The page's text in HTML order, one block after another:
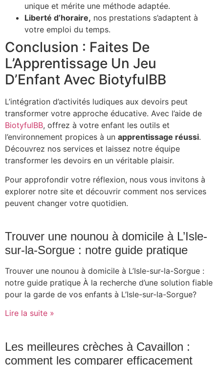
unique et mérite une méthode adaptée.
Liberté d’horaire, nos prestations s’adaptent à
votre emploi du temps.
Conclusion : Faites De
L’Apprentissage Un Jeu
D’Enfant Avec BiotyfulBB
L’intégration d’activités ludiques aux devoirs peut
transformer votre approche éducative. Avec l’aide de
BiotyfulBB, offrez à votre enfant les outils et
l’environnement propices à un apprentissage réussi.
Découvrez nos services et laissez notre équipe
transformer les devoirs en un véritable plaisir.
Pour approfondir votre réflexion, nous vous invitons à
explorer notre site et découvrir comment nos services
peuvent changer votre quotidien.
Trouver une nounou à domicile à L’Isle-
sur-la-Sorgue : notre guide pratique
Trouver une nounou à domicile à L’Isle-sur-la-Sorgue :
notre guide pratique À la recherche d’une solution fiable
pour la garde de vos enfants à L’Isle-sur-la-Sorgue?
Lire la suite »
Les meilleures crèches à Cavaillon :
comment les comparer efficacement